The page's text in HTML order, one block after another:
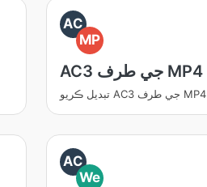
AC
MP
AC3 جي طرف MP4
تبديل ڪريو AC3 جي طرف MP4
AC
We